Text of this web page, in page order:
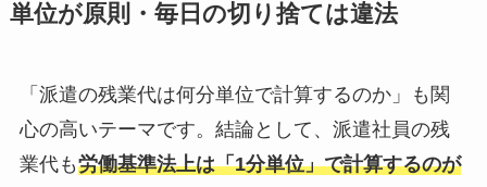
単位が原則・毎日の切り捨ては違法
「派遣の残業代は何分単位で計算するのか」も関
心の高いテーマです。結論として、派遣社員の残
業代も労働基準法上は「1分単位」で計算するのが